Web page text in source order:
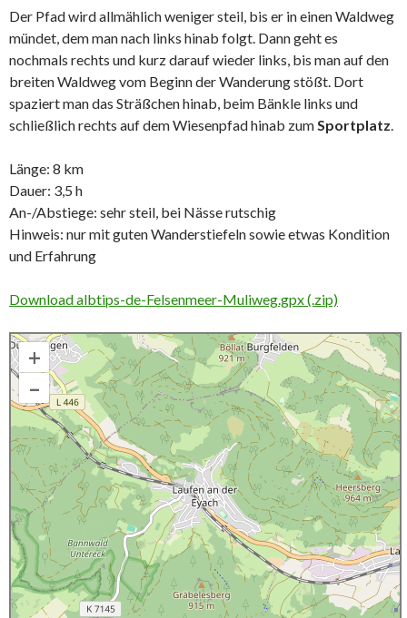
Der Pfad wird allmählich weniger steil, bis er in einen Waldweg
mündet, dem man nach links hinab folgt. Dann geht es
nochmals rechts und kurz darauf wieder links, bis man auf den
breiten Waldweg vom Beginn der Wanderung stößt. Dort
spaziert man das Sträßchen hinab, beim Bänkle links und
schließlich rechts auf dem Wiesenpfad hinab zumSportplatz.
Länge: 8 km
Dauer: 3,5 h
An-/Abstiege: sehr steil, bei Nässe rutschig
Hinweis: nur mit guten Wanderstiefeln sowie etwas Kondition
und Erfahrung
Download albtips-de-Felsenmeer-Muliweg.gpx (.zip)
+
–